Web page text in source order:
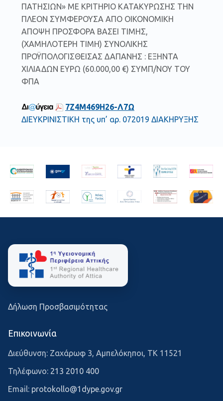
ΠΑΤΗΣΙΩΝ» ΜΕ ΚΡΙΤΗΡΙΟ ΚΑΤΑΚΥΡΩΣΗΣ ΤΗΝ
ΠΛΕΟΝ ΣΥΜΦΕΡΟΥΣΑ ΑΠΟ ΟΙΚΟΝΟΜΙΚΗ
ΑΠΟΨΗ ΠΡΟΣΦΟΡΑ ΒΑΣΕΙ ΤΙΜΗΣ,
(ΧΑΜΗΛΟΤΕΡΗ ΤΙΜΗ) ΣΥΝΟΛΙΚΗΣ
ΠΡΟΫΠΟΛΟΓΙΣΘΕΙΣΑΣ ΔΑΠΑΝΗΣ : ΕΞΗΝΤΑ
ΧΙΛΙΑΔΩΝ ΕΥΡΩ (60.000,00 €) ΣΥΜΠ/ΝΟΥ ΤΟΥ
ΦΠΑ
7Ζ4Μ469Η26-Λ7Ω
ΔΙΕΥΚΡΙΝΙΣΤΙΚΗ της υπ’ αρ. 072019 ΔΙΑΚΗΡΥΞΗΣ
Δήλωση Προσβασιμότητας
Επικοινωνία
Διεύθυνση: Ζαχάρωφ 3, Αμπελόκηποι, ΤΚ 11521
Τηλέφωνο: 213 2010 400
Email: protokollo@1dype.gov.gr